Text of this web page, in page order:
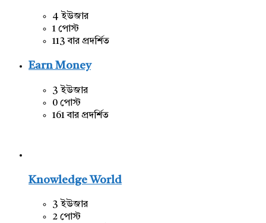
4 ইউজার
1 পোস্ট
113 বার প্রদর্শিত
Earn Money
3 ইউজার
0 পোস্ট
161 বার প্রদর্শিত
Knowledge World
3 ইউজার
2 পোস্ট